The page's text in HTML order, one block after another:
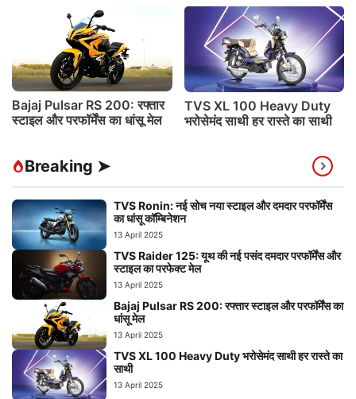
Bajaj Pulsar RS 200: रफ्तार
स्टाइल और परफॉर्मेंस का धांसू मेल
TVS XL 100 Heavy Duty
भरोसेमंद साथी हर रास्ते का साथी
Breaking ➤
TVS Ronin: नई सोच नया स्टाइल और दमदार परफॉर्मेंस
का धांसू कॉम्बिनेशन
13 April 2025
TVS Raider 125: यूथ की नई पसंद दमदार परफॉर्मेंस और
स्टाइल का परफेक्ट मेल
13 April 2025
Bajaj Pulsar RS 200: रफ्तार स्टाइल और परफॉर्मेंस का
धांसू मेल
13 April 2025
TVS XL 100 Heavy Duty भरोसेमंद साथी हर रास्ते का
साथी
13 April 2025